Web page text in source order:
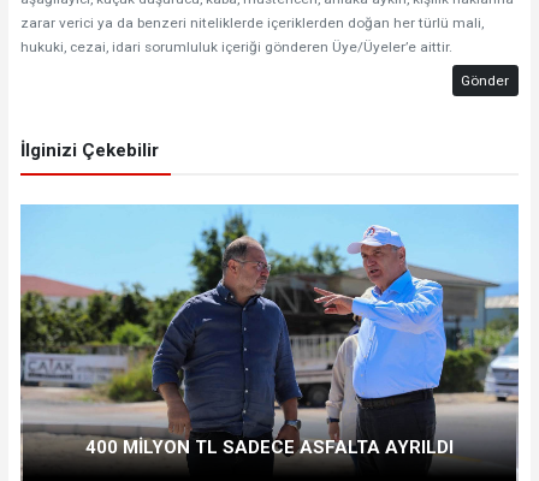
zarar verici ya da benzeri niteliklerde içeriklerden doğan her türlü mali,
hukuki, cezai, idari sorumluluk içeriği gönderen Üye/Üyeler’e aittir.
Gönder
İlginizi Çekebilir
400 MİLYON TL SADECE ASFALTA AYRILDI